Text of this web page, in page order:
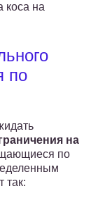
коса на
по
на
по
так: